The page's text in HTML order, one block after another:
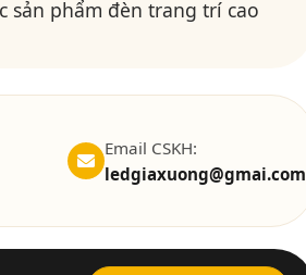
sản phẩm đèn trang trí cao
Email CSKH:
ledgiaxuong@gmai.com